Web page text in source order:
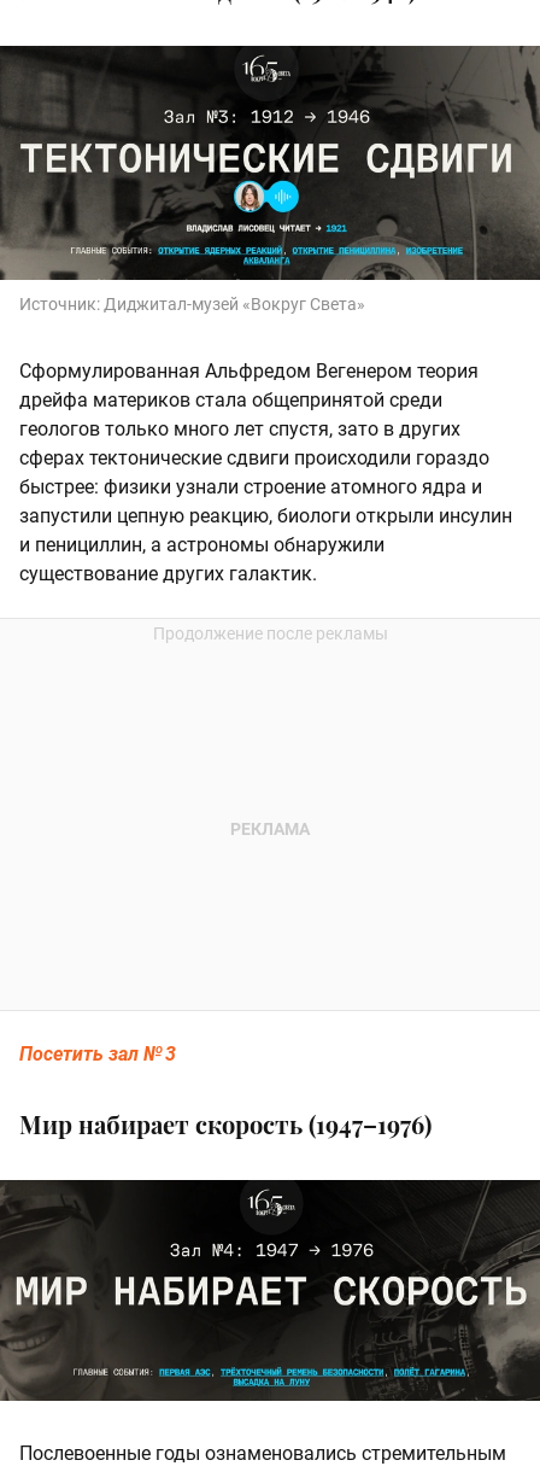
Источник: Диджитал‑музей «Вокруг Света»
Сформулированная Альфредом Вегенером теория
дрейфа материков стала общепринятой среди
геологов только много лет спустя, зато в других
сферах тектонические сдвиги происходили гораздо
быстрее: физики узнали строение атомного ядра и
запустили цепную реакцию, биологи открыли инсулин
и пенициллин, а астрономы обнаружили
существование других галактик.
Посетить зал № 3
Мир набирает скорость (1947–1976)
Послевоенные годы ознаменовались стремительным